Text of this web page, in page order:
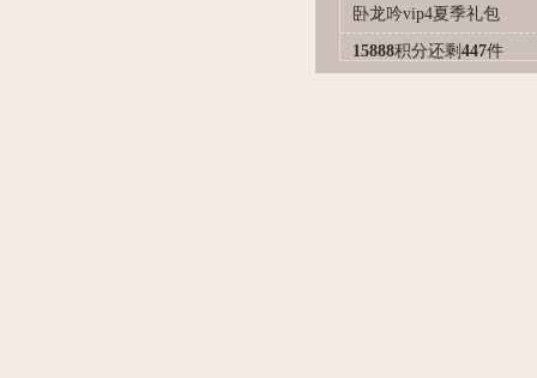
卧龙吟vip4夏季礼包
15888积分还剩 447件